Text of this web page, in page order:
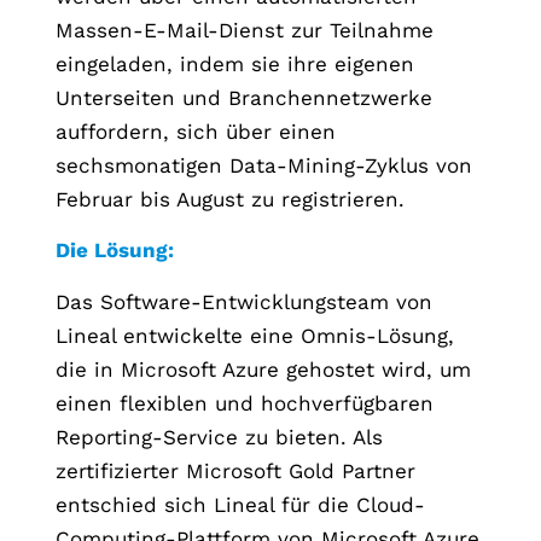
Massen-E-Mail-Dienst zur Teilnahme
eingeladen, indem sie ihre eigenen
Unterseiten und Branchennetzwerke
auffordern, sich über einen
sechsmonatigen Data-Mining-Zyklus von
Februar bis August zu registrieren.
Die Lösung:
Das Software-Entwicklungsteam von
Lineal entwickelte eine Omnis-Lösung,
die in Microsoft Azure gehostet wird, um
einen flexiblen und hochverfügbaren
Reporting-Service zu bieten. Als
zertifizierter Microsoft Gold Partner
entschied sich Lineal für die Cloud-